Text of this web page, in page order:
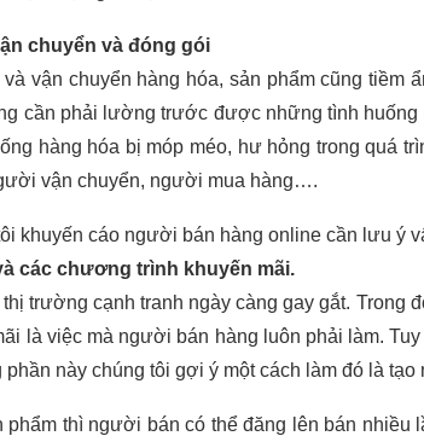
chuyển và đóng gói
vận chuyển hàng hóa, sản phẩm cũng
cần phải lường trước được những tình
hàng hóa bị móp méo, hư hỏng trong quá
vận chuyển, người mua hàng….
khuyến cáo người bán hàng online cần lưu ý
các chương trình khuyến mãi.
thị trường cạnh tranh ngày càng gay gắt. Trong
là việc mà người bán hàng luôn phải làm.
phần này chúng tôi gợi ý một cách làm đó là tạo
phẩm thì người bán có thể đăng lên bán